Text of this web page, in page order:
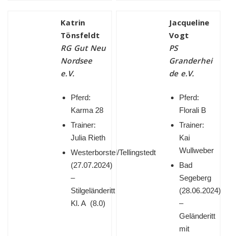
Katrin
Tönsfeldt
RG Gut Neu
Nordsee
e.V.
Pferd:
Karma 28
Trainer:
Julia Rieth
Westerborstel/Tellingstedt
(27.07.2024)
–
Stilgeländeritt
Kl. A (8.0)
Jacqueline
Vogt
PS
Granderhei
de e.V.
Pferd:
Florali B
Trainer:
Kai
Wullweber
Bad
Segeberg
(28.06.2024)
–
Geländeritt
mit